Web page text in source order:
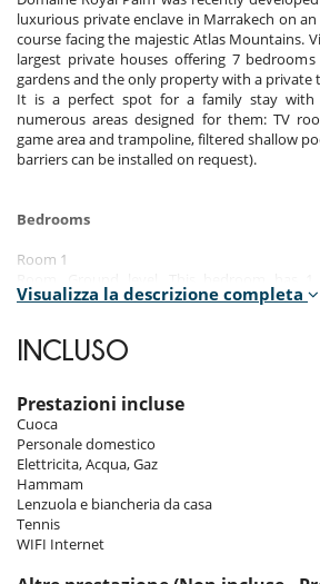
luxurious private enclave in Marrakech on
course facing the majestic Atlas Mountains.
largest private houses offering 7
gardens and the only property with a private
It is a perfect spot for a family stay
numerous areas designed for them: TV
game area and trampoline, filtered shallow
barriers can be installed on request).
Bedrooms
Room 1
ensuite. This bedroom includes also air
Room 2
Room, Ground level. This bedroom has 1
Room 3
Room, Ground level. This bedroom has 1
ensuite. This bedroom includes also air
Room 4
Room, Ground level. This bedroom has 1
ensuite. This bedroom includes also air
Room 5
Visualizza la descrizione completa
INCLUSO
Prestazioni incluse
Cuoca
Personale domestico
Elettricita, Acqua, Gaz
Hammam
Lenzuola e biancheria da casa
Tennis
WIFI Internet